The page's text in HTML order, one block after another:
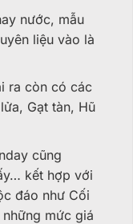
nước, mẫu
liệu vào là
ra còn có các
Gạt tàn, Hũ
cũng
kết hợp với
đáo như Cối
mức giá